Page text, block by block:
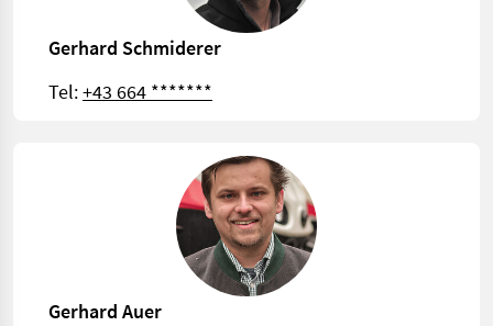
Gerhard Schmiderer
Tel:+43 664 *******
Gerhard Auer